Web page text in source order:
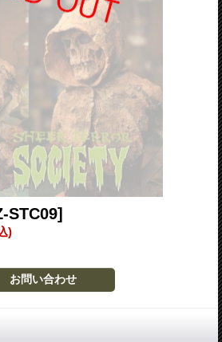
STC09]
)